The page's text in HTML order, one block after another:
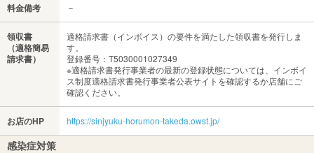
料金備考 －
領収書
（適格簡易
請求書）
適格請求書（インボイス）の要件を満たした領収書を発行しま
す。
登録番号：T5030001027349
※適格請求書発行事業者の最新の登録状態については、インボイ
ス制度適格請求書発行事業者公表サイトを確認するか店舗にご
確認ください。
お店のHP https://sinjyuku-horumon-takeda.owst.jp/
感染症対策